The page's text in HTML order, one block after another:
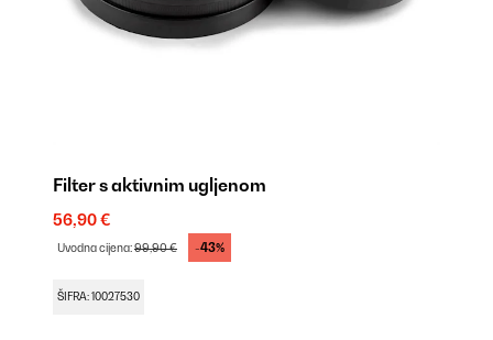
Filter s aktivnim ugljenom
56,90 €
Uvodna cijena:99,90 € -43%
ŠIFRA: 10027530